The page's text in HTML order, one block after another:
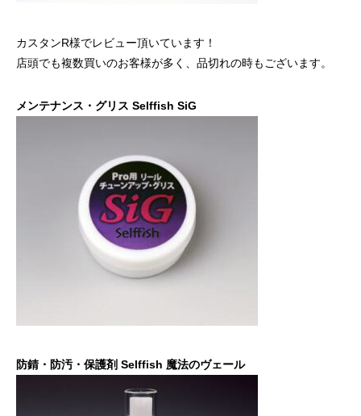
カスタンR様でレビュー頂いています！
店頭でも複数買いのお客様が多く、品切れの時もございます。
メンテナンス・グリス Selffish SiG
防錆・防汚・保護剤 Selffish 魔法のヴェール